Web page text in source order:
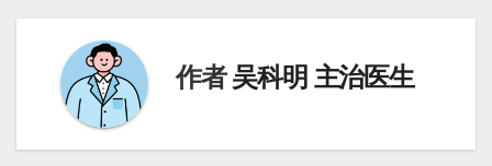
作者吴科明 主治医生